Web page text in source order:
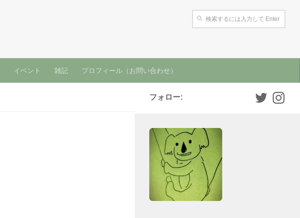
イベント 雑記 プロフィール（お問い合わせ）
フォロー: